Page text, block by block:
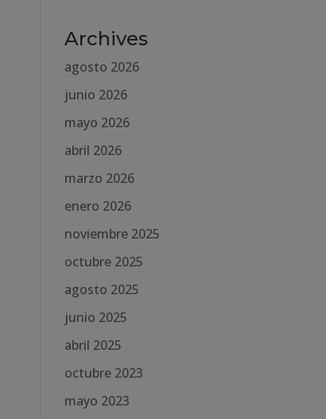
Archives
agosto 2026
junio 2026
mayo 2026
abril 2026
marzo 2026
enero 2026
noviembre 2025
octubre 2025
agosto 2025
junio 2025
abril 2025
octubre 2023
mayo 2023